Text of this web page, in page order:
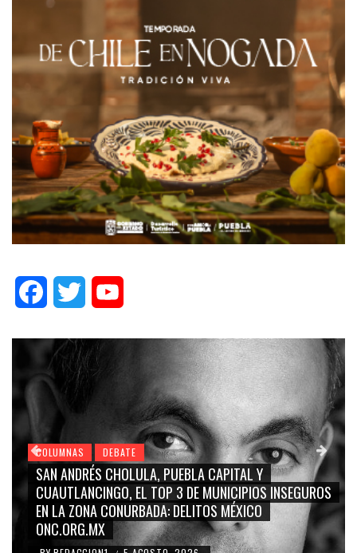
FacebookTwitter
DEBATE
CHOLULA, PUEBLA CAPITAL Y
EL TOP 3 DE MUNICIPIOS INSEGUROS
CONURBADA: DELITOS MÉXICO
COLUMNAS
GRACE
CARMEN
BLANCO,